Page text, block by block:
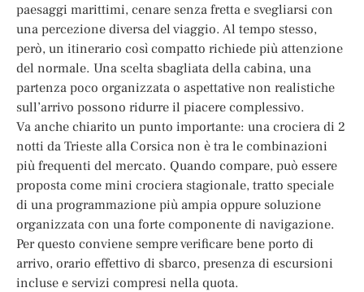
paesaggi marittimi, cenare senza fretta e svegliarsi con
una percezione diversa del viaggio. Al tempo stesso,
però, un itinerario così compatto richiede più attenzione
del normale. Una scelta sbagliata della cabina, una
partenza poco organizzata o aspettative non realistiche
sull’arrivo possono ridurre il piacere complessivo.
Va anche chiarito un punto importante: una crociera di 2
notti da Trieste alla Corsica non è tra le combinazioni
più frequenti del mercato. Quando compare, può essere
proposta come mini crociera stagionale, tratto speciale
di una programmazione più ampia oppure soluzione
organizzata con una forte componente di navigazione.
Per questo conviene sempre verificare bene porto di
arrivo, orario effettivo di sbarco, presenza di escursioni
incluse e servizi compresi nella quota.